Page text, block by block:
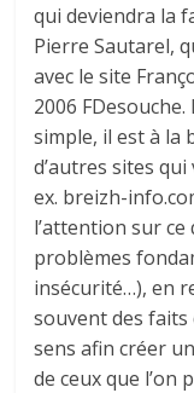
qui deviendra la
Pierre Sautarel,
avec le site
2006
simple, il est à la
d’autres sites
ex. breizh-
l’attention sur ce
problèmes
insécurité…), en
souvent des faits
sens afin créer
de ceux que